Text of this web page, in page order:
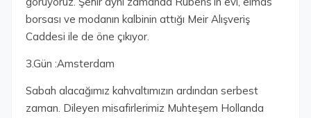
borsası ve modanın kalbinin attığı Meir Alışveriş
Caddesi ile de öne çıkıyor.
3.Gün :Amsterdam
Sabah alacağımız kahvaltımızın ardından serbest
zaman. Dileyen misafirlerimiz Muhteşem Hollanda